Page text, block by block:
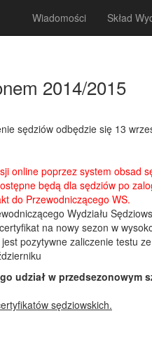
Wiadomości Skład
2014/2015
sędziów odbędzie się 13
online poprzez system
będą dla sędziów po
do Przewodniczącego WS.
Wydziału
na nowy sezon w
pozytywne zaliczenie testu
udział w
sędziowskich.